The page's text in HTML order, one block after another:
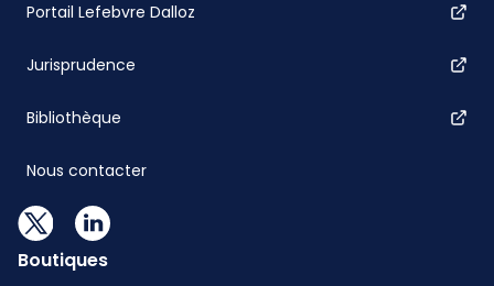
Portail Lefebvre Dalloz
Jurisprudence
Bibliothèque
Nous contacter
Boutiques